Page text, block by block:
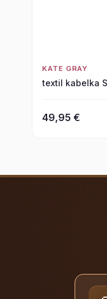
KATE GRAY
textil kabelka
49,95 €